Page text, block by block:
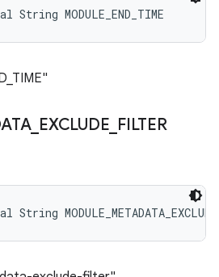
MODULE_END_TIME
_ EXCLUDE FILTER